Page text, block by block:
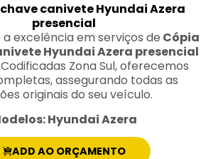
canivete Hyundai Azera
presencial
excelência em serviços de Cópia
Hyundai Azera presencial
Zona Sul, oferecemos
assegurando todas as
originais do seu veículo.
Hyundai Azera
ADD AO ORÇAMENTO